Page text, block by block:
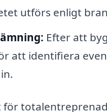
utförs enligt
Efter att
att identifiera